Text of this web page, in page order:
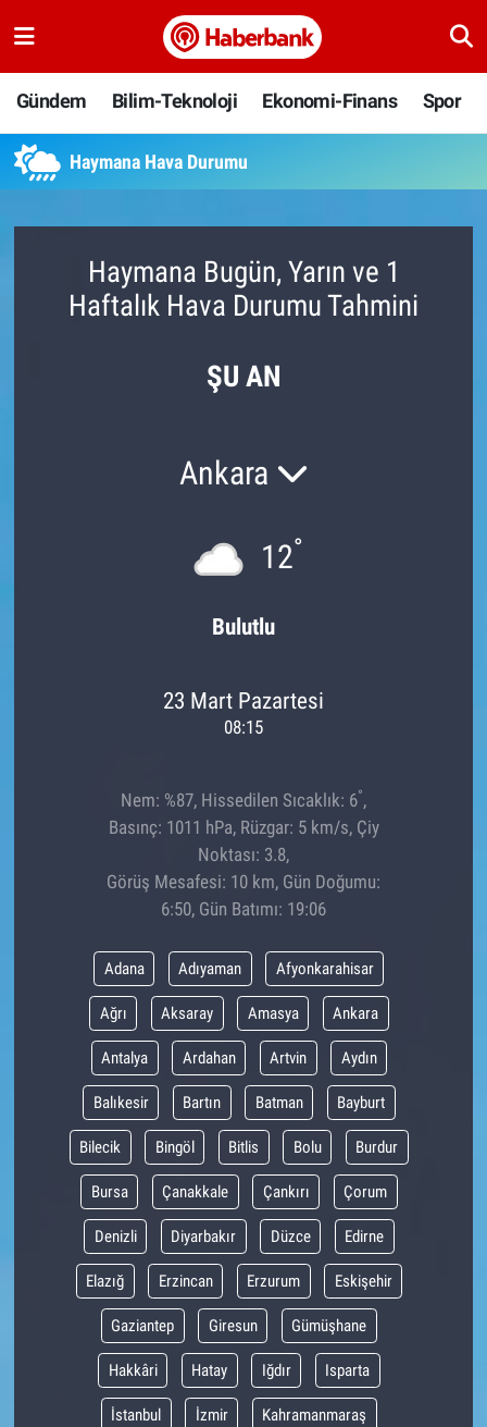
Gündem Bilim-Teknoloji Ekonomi-Finans Spor
Haymana Hava Durumu
Haymana Bugün, Yarın ve 1
Haftalık Hava Durumu Tahmini
ŞU AN
Ankara
12°
Bulutlu
23 Mart Pazartesi
08:15
Nem: %87, Hissedilen Sıcaklık: 6°,
Basınç: 1011 hPa, Rüzgar: 5 km/s, Çiy
Noktası: 3.8,
Görüş Mesafesi: 10 km, Gün Doğumu:
6:50, Gün Batımı: 19:06
Adana Adıyaman Afyonkarahisar
Ağrı Aksaray Amasya Ankara
Antalya Ardahan Artvin Aydın
Balıkesir Bartın Batman Bayburt
Bilecik Bingöl Bitlis Bolu Burdur
Bursa Çanakkale Çankırı Çorum
Denizli Diyarbakır Düzce Edirne
Elazığ Erzincan Erzurum Eskişehir
Gaziantep Giresun Gümüşhane
Hakkâri Hatay Iğdır Isparta
İstanbul İzmir Kahramanmaraş
Bilim-Teknoloji
Ekonomi-Finans
Yaşam
Hava Durumu
Namaz Vakitleri
Süper Lig Puan Durumu ve Fikstür